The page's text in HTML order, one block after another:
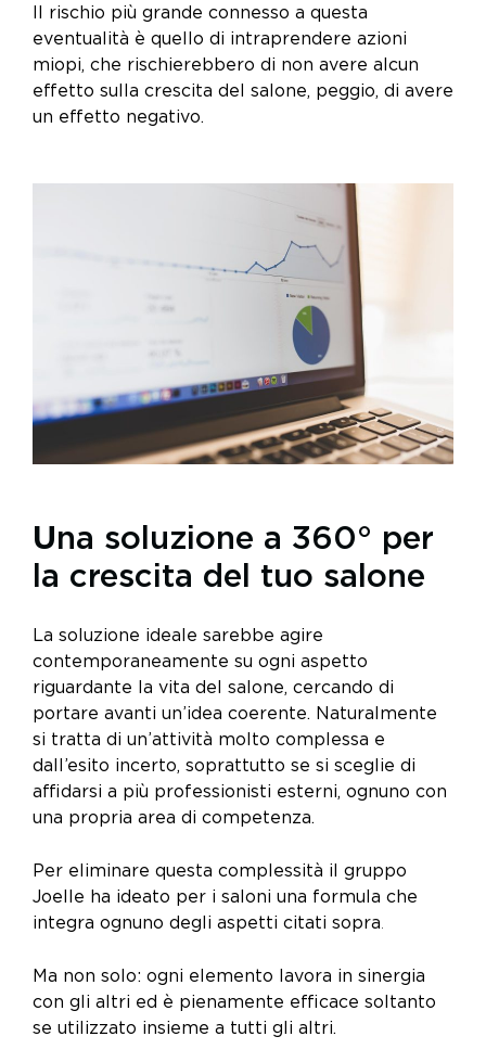
Il rischio più grande connesso a questa
eventualità è quello di intraprendere azioni
miopi, che rischierebbero di non avere alcun
effetto sulla crescita del salone, peggio, di avere
un effetto negativo.
Una soluzione a 360° per
la crescita del tuo salone
La soluzione ideale sarebbe agire
contemporaneamente su ogni aspetto
riguardante la vita del salone, cercando di
portare avanti un’idea coerente. Naturalmente
si tratta di un’attività molto complessa e
dall’esito incerto, soprattutto se si sceglie di
affidarsi a più professionisti esterni, ognuno con
una propria area di competenza.
Per eliminare questa complessità il gruppo
Joelle ha ideato per i saloni una formula che
integra ognuno degli aspetti citati sopra
Ma non solo: ogni elemento lavora in sinergia
con gli altri ed è pienamente efficace soltanto
se utilizzato insieme a tutti gli altri.